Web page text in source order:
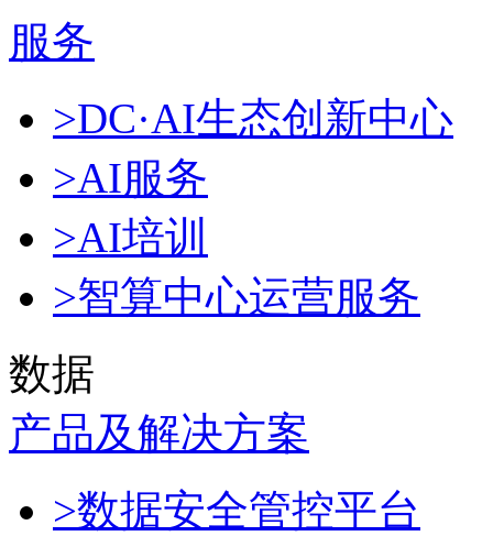
服务
>DC·AI生态创新中心
>AI服务
>AI培训
>智算中心运营服务
数据
产品及解决方案
>数据安全管控平台